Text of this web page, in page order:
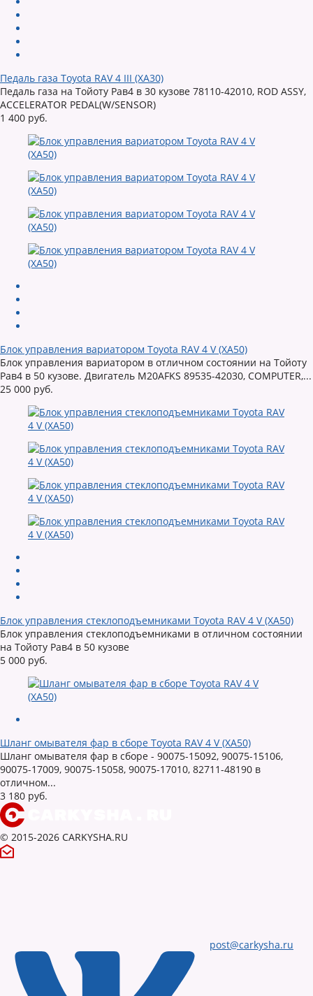
Педаль газа Toyota RAV 4 III (XA30)
Педаль газа на Тойоту Рав4 в 30 кузове 78110-42010, ROD ASSY,
ACCELERATOR PEDAL(W/SENSOR)
1 400 руб.
Блок управления вариатором Toyota RAV 4 V (XA50)
Блок управления вариатором в отличном состоянии на Тойоту
Рав4 в 50 кузове. Двигатель M20AFKS 89535-42030, COMPUTER,...
25 000 руб.
Блок управления стеклоподъемниками Toyota RAV 4 V (XA50)
Блок управления стеклоподъемниками в отличном состоянии
на Тойоту Рав4 в 50 кузове
5 000 руб.
Шланг омывателя фар в сборе Toyota RAV 4 V (XA50)
Шланг омывателя фар в сборе - 90075-15092, 90075-15106,
90075-17009, 90075-15058, 90075-17010, 82711-48190 в
отличном...
3 180 руб.
© 2015-2026 CARKYSHA.RU
post@carkysha.ru